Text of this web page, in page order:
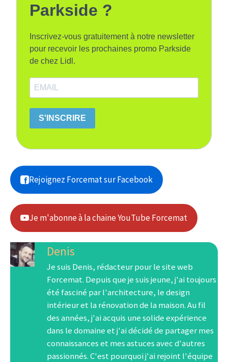
Parkside ?
Inscrivez-vous gratuitement à notre newsletter
pour recevoir les prochaines promo Parkside
de chez Lidl.
S'INSCRIRE
Rejoignez Forcemat sur Facebook
Je m'abonne à la chaine YouTube Forcemat
Denis
Je suis Denis, rédacteur pour le site web
Forcemat. Depuis que je suis jeune, j'ai toujours
été fasciné par l'architecture, le design
intérieur et la rénovation de la maison. Au fil
des années, j'ai acquis une solide expérience
dans le domaine et j'ai décidé de partager mes
connaissances et mes astuces avec d'autres
passionnés. C'est pourquoi j'ai rejoint l'équipe